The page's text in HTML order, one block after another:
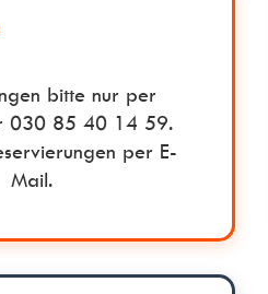
bitte nur per
030 85 40 14 59.
per E-
Mail.